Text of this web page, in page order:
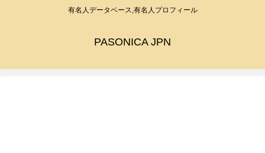
有名人データベース,有名人プロフィール
PASONICA JPN